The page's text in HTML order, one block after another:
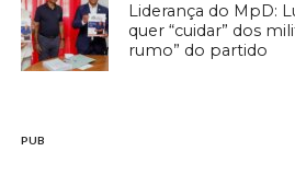
Liderança do MpD:
quer “cuidar” dos
rumo” do partido
PUB